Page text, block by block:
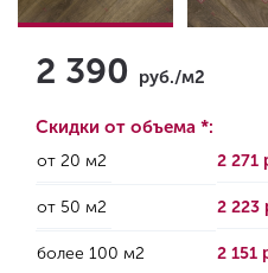
2 390 руб./м2
Скидки от объема *:
от 20 м2 2 271
от 50 м2 2 223
более 100 м2 2 151